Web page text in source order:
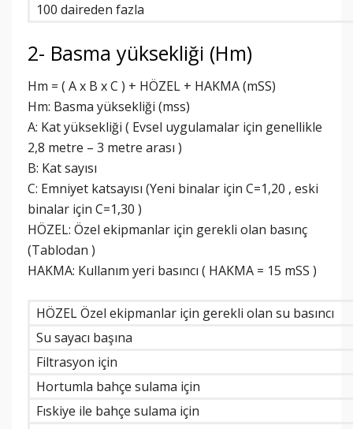
100 daireden fazla
2- Basma yüksekliği (Hm)
Hm = ( A x B x C ) + HÖZEL + HAKMA (mSS)
Hm: Basma yüksekliği (mss)
A: Kat yüksekliği ( Evsel uygulamalar için genellikle
2,8 metre – 3 metre arası )
B: Kat sayısı
C: Emniyet katsayısı (Yeni binalar için C=1,20 , eski
binalar için C=1,30 )
HÖZEL: Özel ekipmanlar için gerekli olan basınç
(Tablodan )
HAKMA: Kullanım yeri basıncı ( HAKMA = 15 mSS )
HÖZEL Özel ekipmanlar için gerekli olan su basıncı
Su sayacı başına
Filtrasyon için
Hortumla bahçe sulama için
Fıskiye ile bahçe sulama için